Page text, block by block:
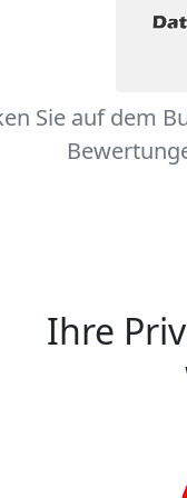
Sie auf dem
Ihre